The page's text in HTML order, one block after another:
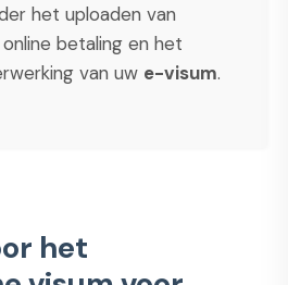
het uploaden van
betaling en het
van uw e-visum.
het